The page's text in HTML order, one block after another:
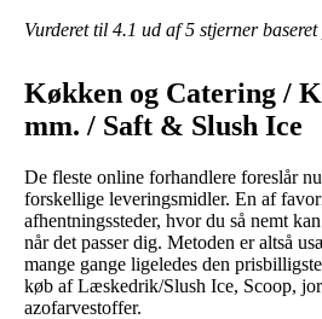
Vurderet til 4.1 ud af 5 stjerner baseret
Køkken og Catering /
mm. / Saft & Slush Ice
De fleste online forhandlere foreslår
forskellige leveringsmidler. En af
afhentningssteder, hvor du så nemt
når det passer dig. Metoden er altså
mange gange ligeledes den
køb af Læskedrik/Slush Ice, Scoop,
azofarvestoffer.